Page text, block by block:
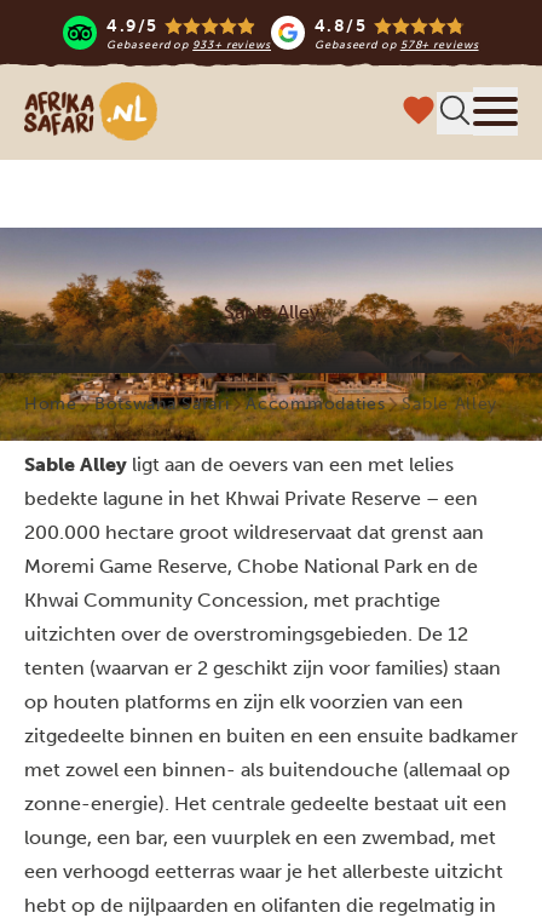
4.9/5
Gebaseerd op 933+ reviews
4.8/5
Gebaseerd op 578+ reviews
Afrika safari
Sable Alley
Home Botswana Safari Accommodaties Sable Alley
Sable Alley ligt aan de oevers van een met lelies
bedekte lagune in het Khwai Private Reserve – een
200.000 hectare groot wildreservaat dat grenst aan
Moremi Game Reserve, Chobe National Park en de
Khwai Community Concession, met prachtige
uitzichten over de overstromingsgebieden. De 12
tenten (waarvan er 2 geschikt zijn voor families) staan
op houten platforms en zijn elk voorzien van een
zitgedeelte binnen en buiten en een ensuite badkamer
met zowel een binnen- als buitendouche (allemaal op
zonne-energie). Het centrale gedeelte bestaat uit een
lounge, een bar, een vuurplek en een zwembad, met
een verhoogd eetterras waar je het allerbeste uitzicht
hebt op de nijlpaarden en olifanten die regelmatig in